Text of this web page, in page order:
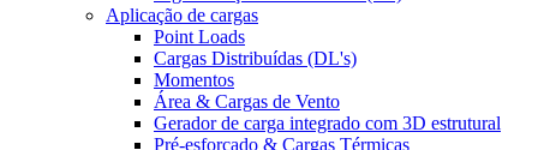
Aplicação de cargas
Point Loads
Cargas Distribuídas (DL's)
Momentos
Área & Cargas de Vento
Gerador de carga integrado com 3D estrutural
Pré-esforçado & Cargas Térmicas